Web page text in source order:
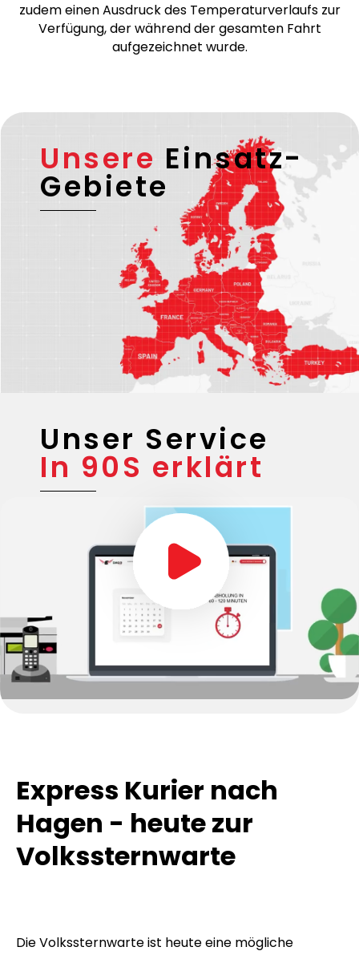
durchgeführt, die über eine gültige EU-Lizenz sowie
– falls erforderlich – eine ADR-Lizenz verfügen.
UnsereEinsatz-
Gebiete
Unser Service
In 90S erklärt
Express Kurier nach
Volkssternwarte